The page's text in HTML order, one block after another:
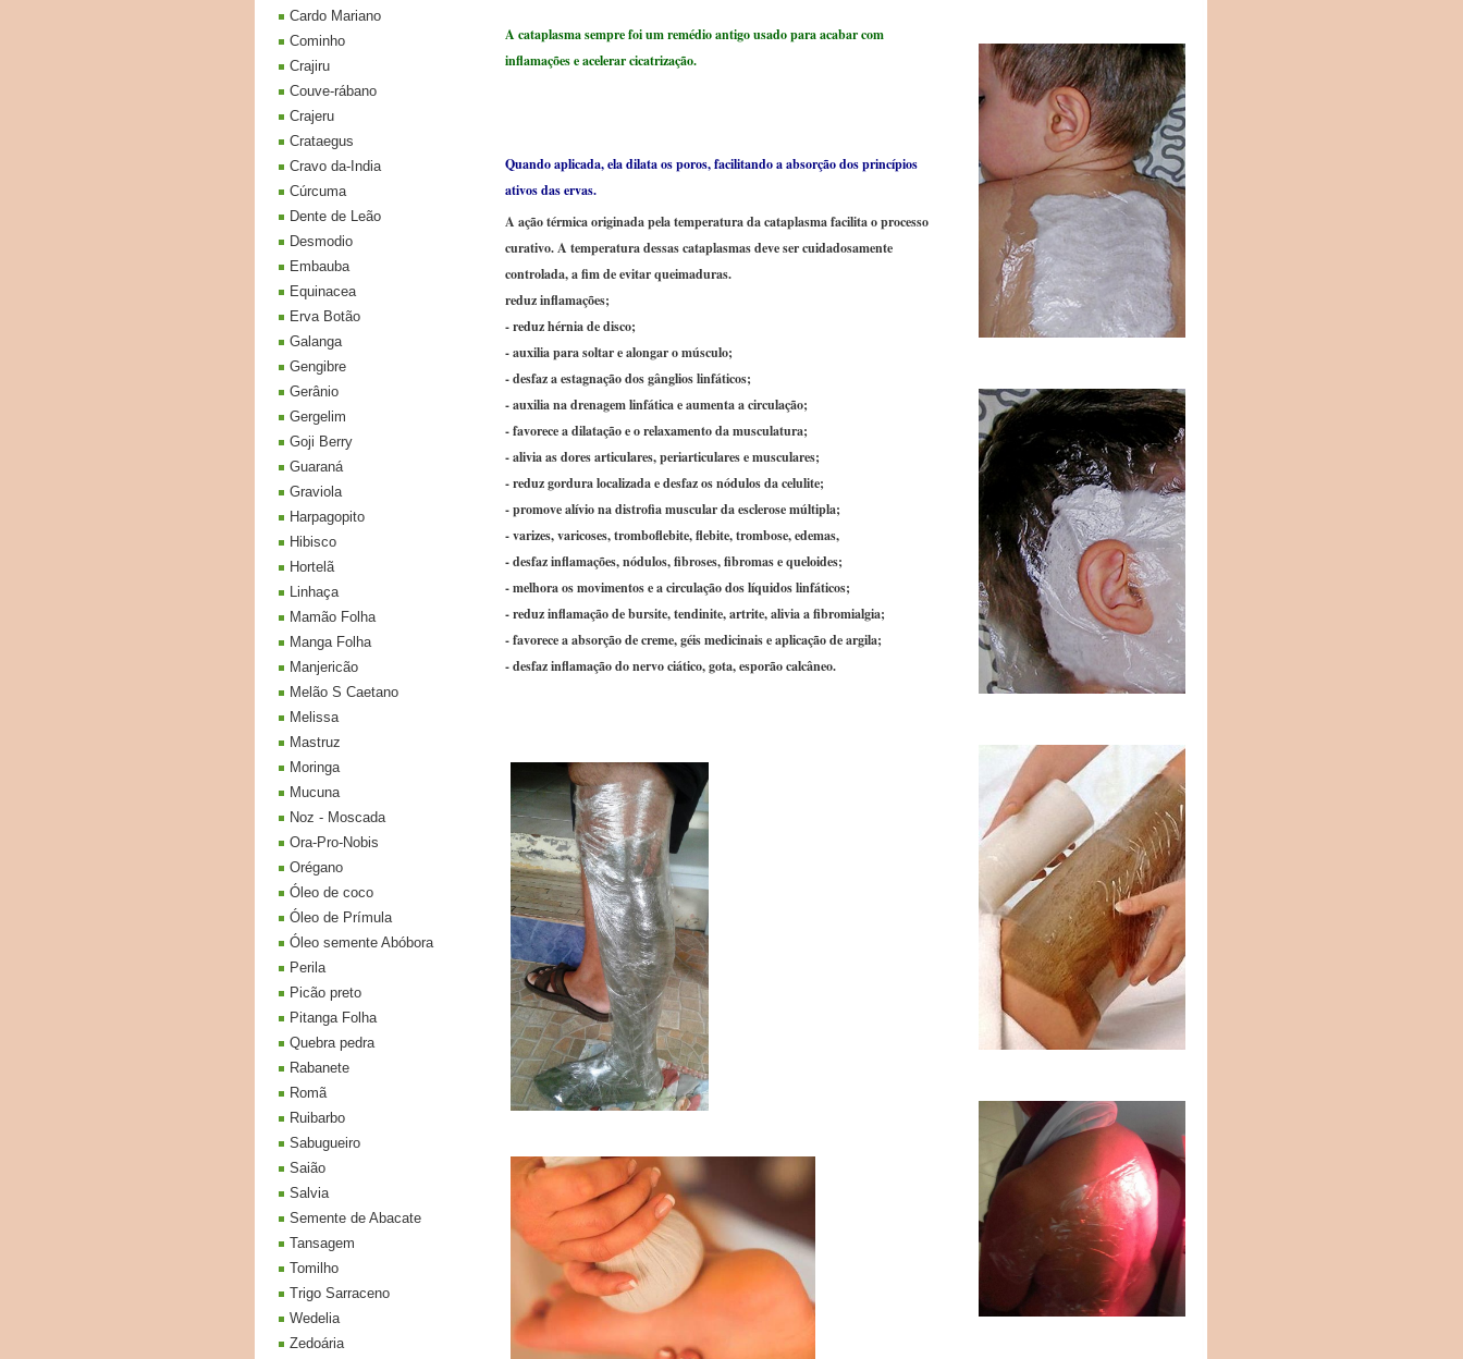
A cataplasma sempre foi um remédio antigo usado para acabar com
inflamações e acelerar cicatrização.
Quando aplicada, ela dilata os poros, facilitando a absorção dos princípios
ativos das ervas.
A ação térmica originada pela temperatura da cataplasma facilita o processo
curativo. A temperatura dessas cataplasmas deve ser cuidadosamente
controlada, a fim de evitar queimaduras.
reduz inflamações;
- reduz hérnia de disco;
- auxilia para soltar e alongar o músculo;
- desfaz a estagnação dos gânglios linfáticos;
- auxilia na drenagem linfática e aumenta a circulação;
- favorece a dilatação e o relaxamento da musculatura;
- alivia as dores articulares, periarticulares e musculares;
- reduz gordura localizada e desfaz os nódulos da celulite;
- promove alívio na distrofia muscular da esclerose múltipla;
- varizes, varicoses, tromboflebite, flebite, trombose, edemas,
- desfaz inflamações, nódulos, fibroses, fibromas e queloides;
- melhora os movimentos e a circulação dos líquidos linfáticos;
- reduz inflamação de bursite, tendinite, artrite, alivia a fibromialgia;
- favorece a absorção de creme, géis medicinais e aplicação de argila;
- desfaz inflamação do nervo ciático, gota, esporão calcâneo.
Cardo Mariano
Cominho
Crajiru
Couve-rábano
Crajeru
Crataegus
Cravo da-India
Cúrcuma
Dente de Leão
Desmodio
Embauba
Equinacea
Erva Botão
Galanga
Gengibre
Gerânio
Gergelim
Goji Berry
Guaraná
Graviola
Harpagopito
Hibisco
Hortelã
Linhaça
Mamão Folha
Manga Folha
Manjericão
Melão S Caetano
Melissa
Mastruz
Moringa
Mucuna
Noz - Moscada
Ora-Pro-Nobis
Orégano
Óleo de coco
Óleo de Prímula
Óleo semente Abóbora
Perila
Picão preto
Pitanga Folha
Quebra pedra
Rabanete
Romã
Ruibarbo
Sabugueiro
Saião
Salvia
Semente de Abacate
Tansagem
Tomilho
Trigo Sarraceno
Wedelia
Zedoária